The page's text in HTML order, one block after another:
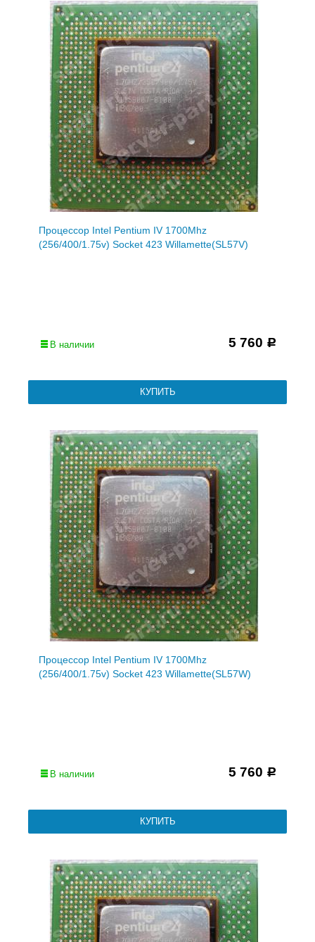
Процессор Intel Pentium IV 1700Mhz
(256/400/1.75v) Socket 423 Willamette(SL57V)
В наличии 5 760 Р
Процессор Intel Pentium IV 1700Mhz
(256/400/1.75v) Socket 423 Willamette(SL57W)
В наличии 5 760 Р